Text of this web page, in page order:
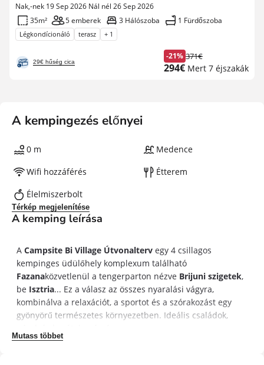
Nak,-nek 19 Sep 2026 Nál nél 26 Sep 2026
35m²
5 emberek 3 Hálószoba 1 Fürdőszoba
Légkondícionáló terasz + 1
29€ hűség cica
-21%
Korábbi
díj
371€
Új
294€ Mert 7 éjszakák
A kempingezés előnyei
0 m
Medence
Wifi hozzáférés
Étterem
Élelmiszerbolt
A kemping leírása
Térkép megjelenítése
A Campsite Bi Village Útvonalterv egy 4 csillagos
kempinges üdülőhely komplexum található
Fazanaközvetlenül a tengerparton nézve Brijuni szigetek,
be Isztria... Ez a válasz az összes nyaralási vágyra,
kombinálva a relaxációt, a sportot és a szórakozást egy
gyönyörű természetes környezetben. Ideális családok,
Mutass többet